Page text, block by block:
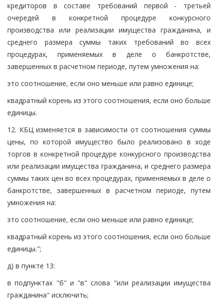
кредиторов в составе требований первой - третьей
очередей в конкретной процедуре конкурсного
производства или реализации имущества гражданина, и
среднего размера суммы таких требований во всех
процедурах, применяемых в деле о банкротстве,
завершенных в расчетном периоде, путем умножения на:
это соотношение, если оно меньше или равно единице;
квадратный корень из этого соотношения, если оно больше
единицы.
12. КБЦ изменяется в зависимости от соотношения суммы
цены, по которой имущество было реализовано в ходе
торгов в конкретной процедуре конкурсного производства
или реализации имущества гражданина, и среднего размера
суммы таких цен во всех процедурах, применяемых в деле о
банкротстве, завершенных в расчетном периоде, путем
умножения на:
это соотношение, если оно меньше или равно единице;
квадратный корень из этого соотношения, если оно больше
единицы.";
д) в пункте 13:
в подпунктах "б" и "в" слова "или реализации имущества
гражданина" исключить;